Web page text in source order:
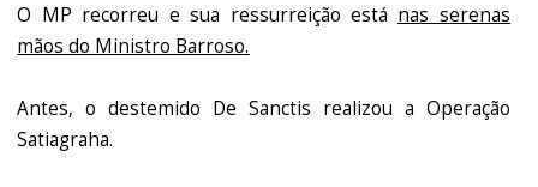
O MP recorreu e sua ressurreição está nas serenas
mãos do Ministro Barroso.
Antes, o destemido De Sanctis realizou a Operação
Satiagraha.